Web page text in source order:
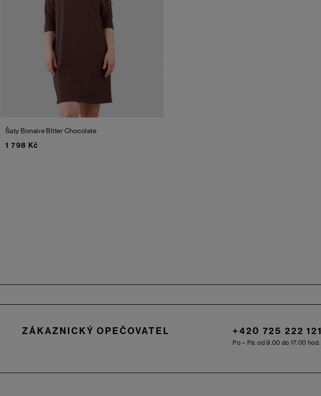
Šaty Bonaire Bitter Chocolate
1 798 Kč
ZÁKAZNICKÝ OPEČOVATEL +420 725 222 121
Po – Pá: od 9.00 do 17.00 hod.